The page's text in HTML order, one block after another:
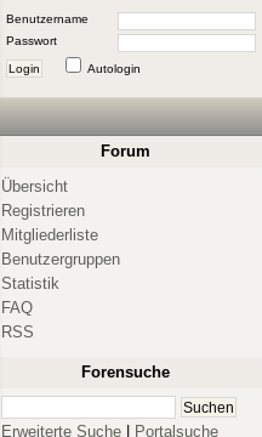
Benutzername
Passwort
Login Autologin
Forum
Übersicht
Registrieren
Mitgliederliste
Benutzergruppen
Statistik
FAQ
RSS
Forensuche
Erweiterte Suche Portalsuche